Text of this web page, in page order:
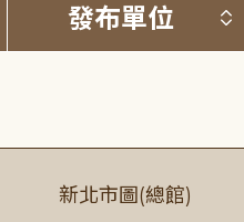
標題排序 (升降冪)
發布單位
新北市圖(總館)